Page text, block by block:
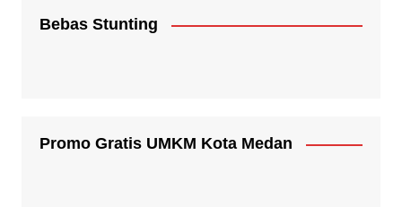
Bebas Stunting
Promo Gratis UMKM Kota Medan